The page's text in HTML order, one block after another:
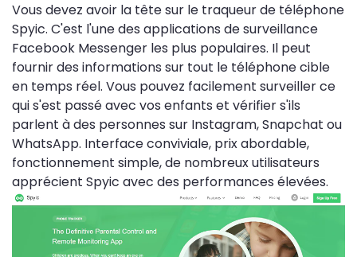
Vous devez avoir la tête sur le traqueur de téléphone
Spyic. C'est l'une des applications de surveillance
Facebook Messenger les plus populaires. Il peut
fournir des informations sur tout le téléphone cible
en temps réel. Vous pouvez facilement surveiller ce
qui s'est passé avec vos enfants et vérifier s'ils
parlent à des personnes sur Instagram, Snapchat ou
WhatsApp. Interface conviviale, prix abordable,
fonctionnement simple, de nombreux utilisateurs
apprécient Spyic avec des performances élevées.